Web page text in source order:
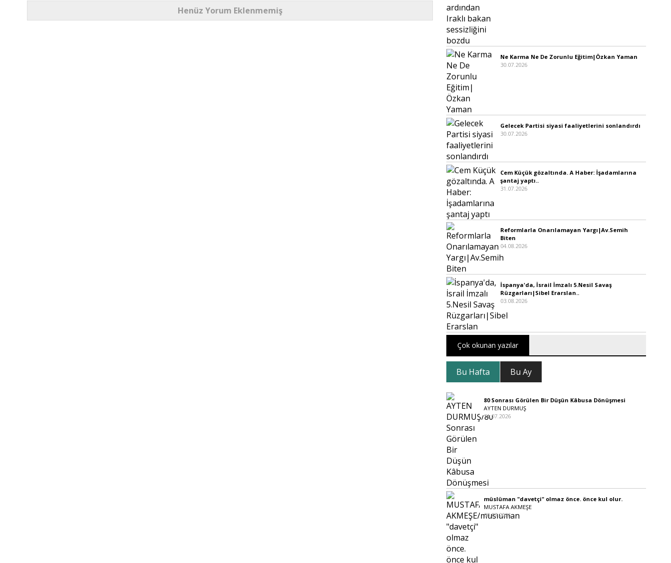
Henüz Yorum Eklenmemiş
Ne Karma Ne De Zorunlu Eğitim|Özkan Yaman
30.07.2026
Gelecek Partisi siyasi faaliyetlerini sonlandırdı
30.07.2026
Cem Küçük gözaltında. A Haber: İşadamlarına
şantaj yaptı..
31.07.2026
Reformlarla Onarılamayan Yargı|Av.Semih
Biten
04.08.2026
İspanya'da, İsrail İmzalı 5.Nesil Savaş
Rüzgarları|Sibel Erarslan..
03.08.2026
Çok okunan yazılar
Bu Hafta Bu Ay
80 Sonrası Görülen Bir Düşün Kâbusa Dönüşmesi
AYTEN DURMUŞ
31.07.2026
müslüman "davetçi" olmaz önce. önce kul olur.
MUSTAFA AKMEŞE
30.07.2026